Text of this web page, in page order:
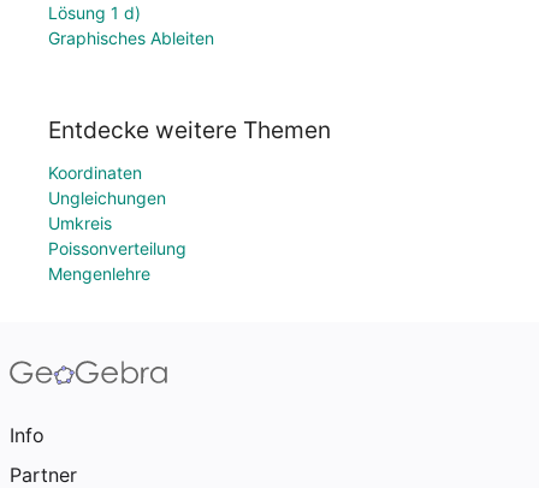
Lösung 1 d)
Graphisches Ableiten
Entdecke weitere Themen
Koordinaten
Ungleichungen
Umkreis
Poissonverteilung
Mengenlehre
Info
Partner